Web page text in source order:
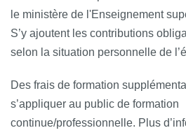
le ministère de l'Enseignement
S’y ajoutent les contributions
selon la situation personnelle de
Des frais de formation
s’appliquer au public de formation
continue/professionnelle. Plus